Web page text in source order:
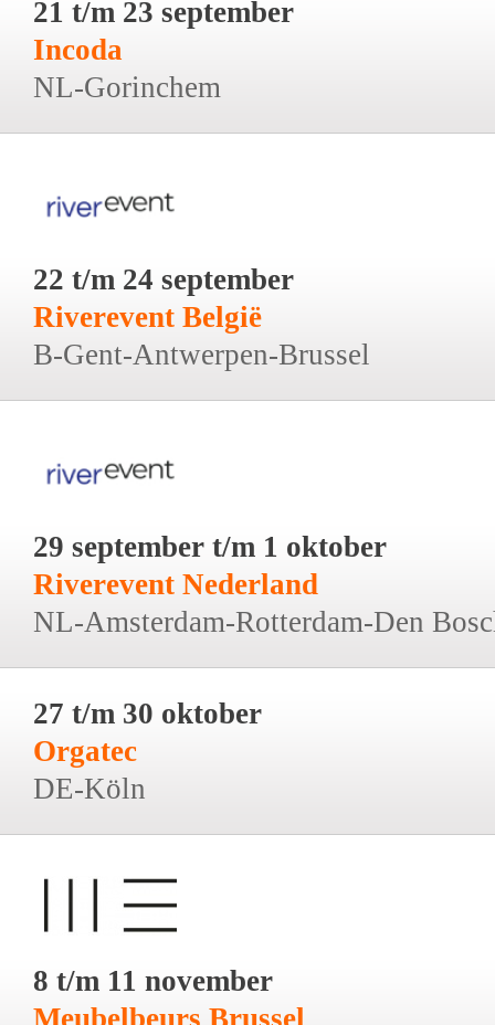
21 t/m 23 september
Incoda
NL-Gorinchem
22 t/m 24 september
Riverevent België
B-Gent-Antwerpen-Brussel
29 september t/m 1 oktober
Riverevent Nederland
NL-Amsterdam-Rotterdam-Den
27 t/m 30 oktober
Orgatec
DE-Köln
8 t/m 11 november
Meubelbeurs Brussel